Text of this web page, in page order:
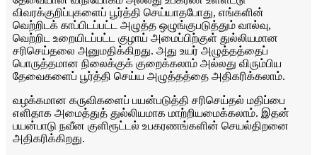
விவரக்குறிப்புகளைப் பூர்த்தி செய்யாதபோது, ​​எங்களின்
வெற்றிடக் காப்பிடப்பட்ட அழுத்த ஒழுங்குபடுத்தும் வால்வு,
வெற்றிட உறையிடப்பட்ட குழாய் அமைப்பிற்குள் துல்லியமான
சரிசெய்தலை அனுமதிக்கிறது. அது உயர் அழுத்தத்தைப்
பொருத்தமான நிலைக்குக் குறைக்கலாம் அல்லது விரும்பிய
தேவைகளைப் பூர்த்தி செய்ய அழுத்தத்தை அதிகரிக்கலாம்.
வழக்கமான கருவிகளைப் பயன்படுத்தி சரிசெய்தல் மதிப்பை
எளிதாக அமைத்துத் துல்லியமாக மாற்றியமைக்கலாம். இதன்
பயன்பாடு நவீன குளிரூட்டல் உபகரணங்களின் செயல்திறனை
அதிகரிக்கிறது.